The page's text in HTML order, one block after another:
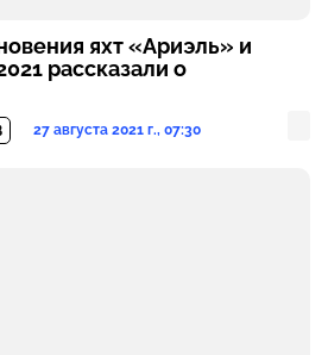
яхт «Ариэль» и
рассказали о
27 августа 2021 г., 07:30